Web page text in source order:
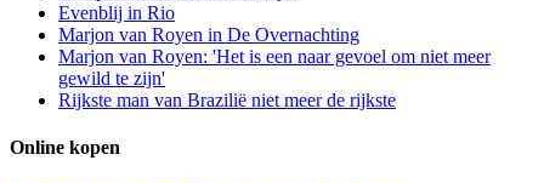
Evenblij in Rio
Marjon van Royen in De Overnachting
Marjon van Royen: 'Het is een naar gevoel om niet meer
gewild te zijn'
Rijkste man van Brazilië niet meer de rijkste
Online kopen